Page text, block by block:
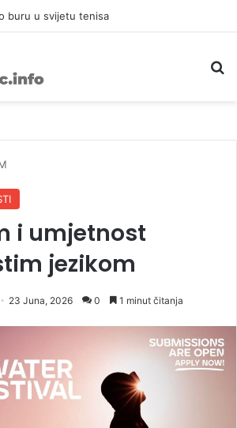
sa komšijama, mora platiti 10.000 KM
i umjetnost
jezikom
23 Juna, 2026 0 1 minut čitanja